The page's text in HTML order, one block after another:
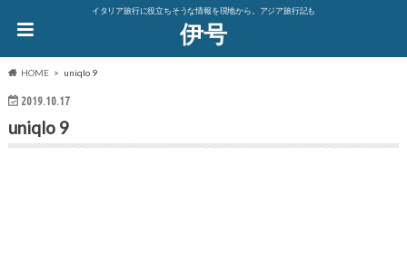
イタリア旅行に役立ちそうな情報を現地から。アジア旅行記も
伊号
HOME uniqlo 9
2019.10.17
uniqlo 9